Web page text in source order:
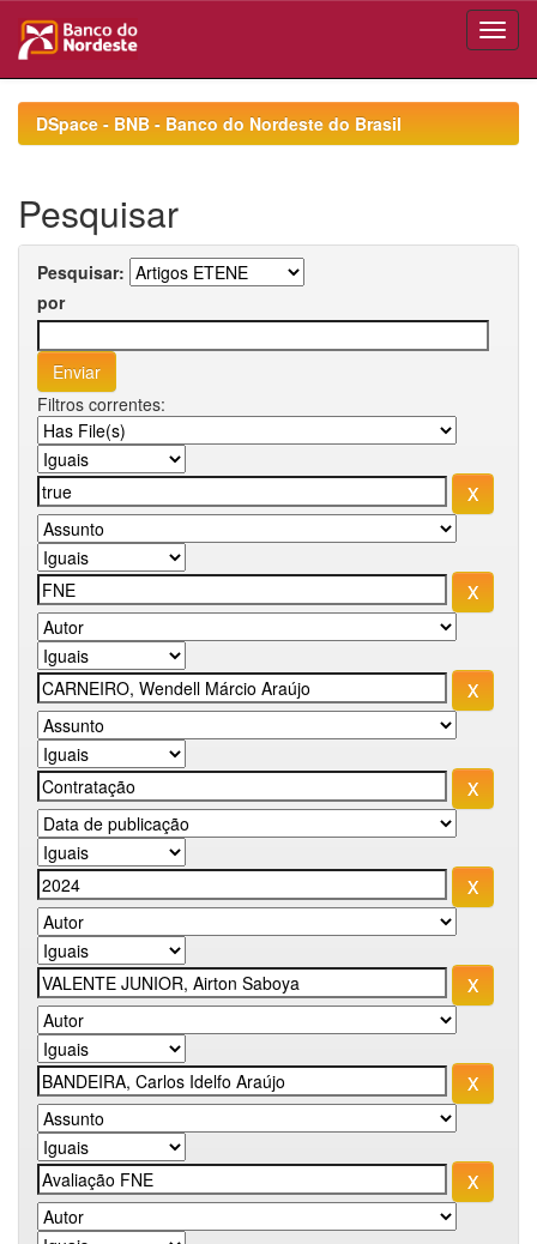
navigationDSpace - BNB - Banco do Nordeste do Brasil
Pesquisar
Pesquisar:
por
Filtros correntes: